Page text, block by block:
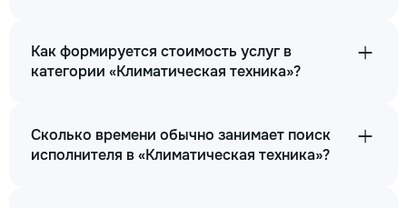
Как формируется стоимость услуг в
категории «Климатическая техника»?
Сколько времени обычно занимает поиск
исполнителя в «Климатическая техника»?